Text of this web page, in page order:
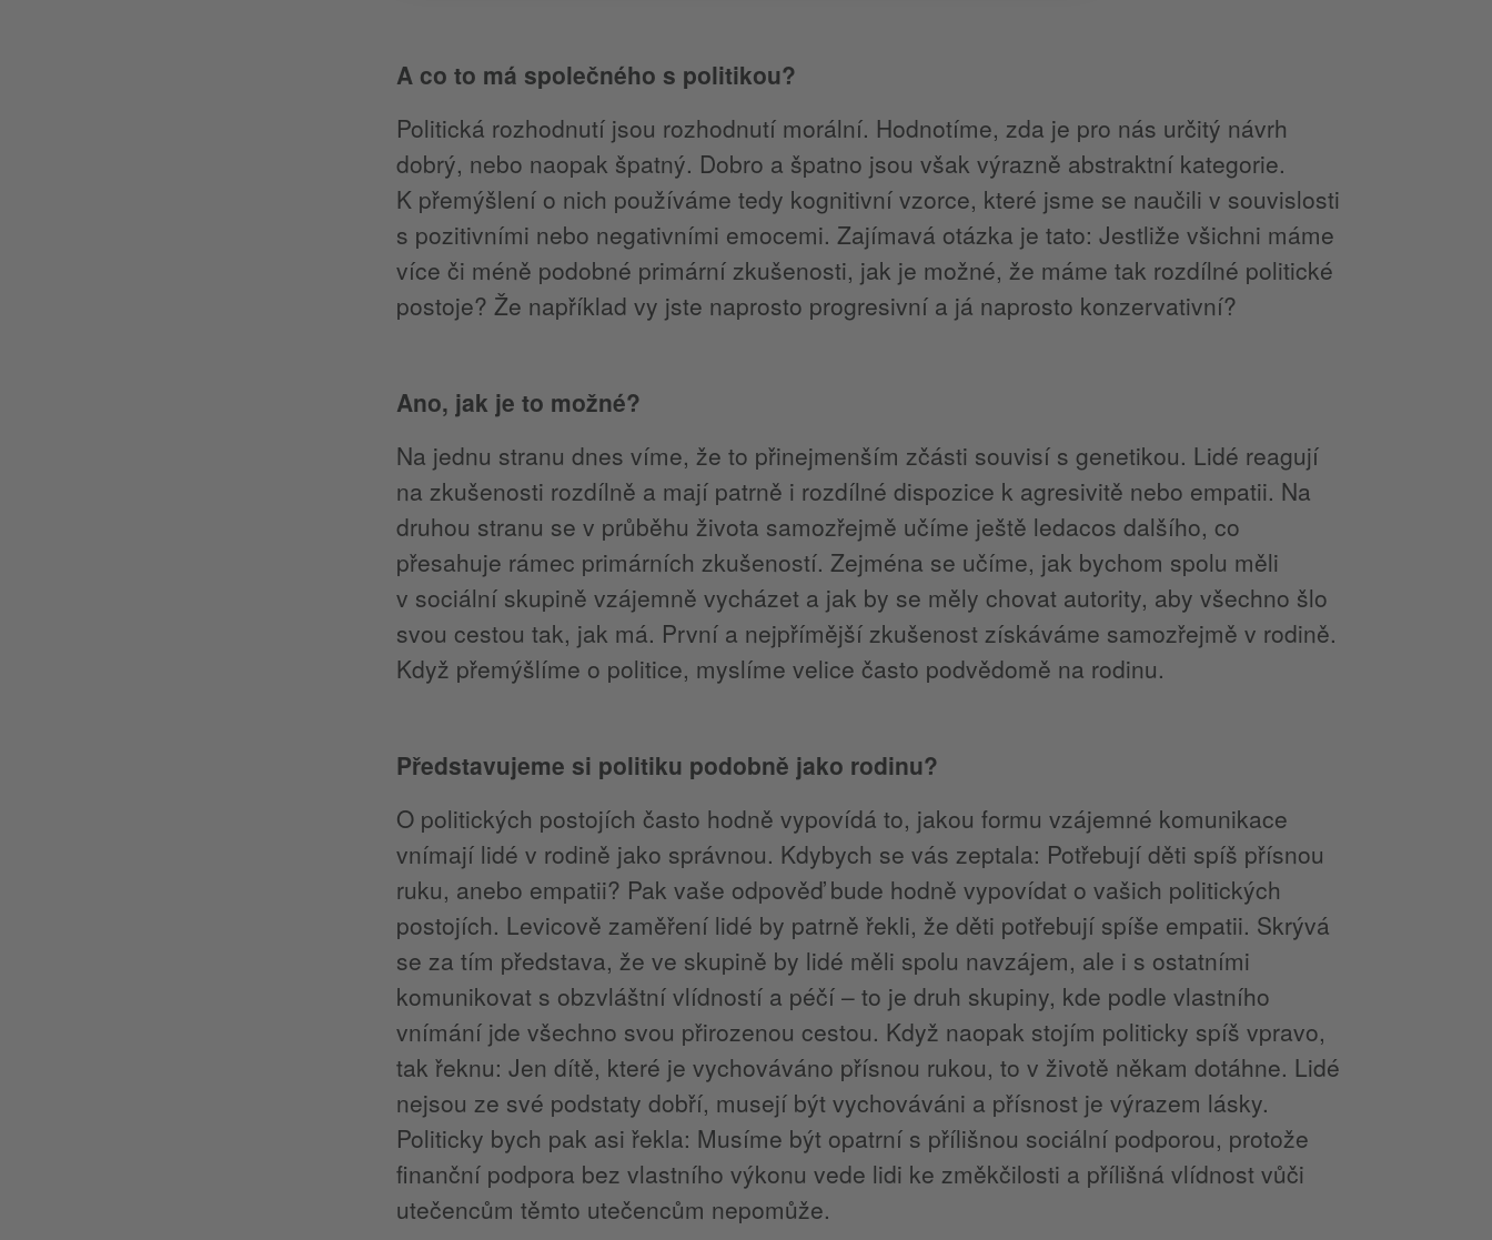
A co to má společného s politikou?
Politická rozhodnutí jsou rozhodnutí morální. Hodnotíme, zda je pro nás určitý návrh
dobrý, nebo naopak špatný. Dobro a špatno jsou však výrazně abstraktní kategorie.
K přemýšlení o nich používáme tedy kognitivní vzorce, které jsme se naučili v souvislosti
s pozitivními nebo negativními emocemi. Zajímavá otázka je tato: Jestliže všichni máme
více či méně podobné primární zkušenosti, jak je možné, že máme tak rozdílné politické
postoje? Že například vy jste naprosto progresivní a já naprosto konzervativní?
Ano, jak je to možné?
Na jednu stranu dnes víme, že to přinejmenším zčásti souvisí s genetikou. Lidé reagují
na zkušenosti rozdílně a mají patrně i rozdílné dispozice k agresivitě nebo empatii. Na
druhou stranu se v průběhu života samozřejmě učíme ještě ledacos dalšího, co
přesahuje rámec primárních zkušeností. Zejména se učíme, jak bychom spolu měli
v sociální skupině vzájemně vycházet a jak by se měly chovat autority, aby všechno šlo
svou cestou tak, jak má. První a nejpřímější zkušenost získáváme samozřejmě v rodině.
Když přemýšlíme o politice, myslíme velice často podvědomě na rodinu.
Představujeme si politiku podobně jako rodinu?
O politických postojích často hodně vypovídá to, jakou formu vzájemné komunikace
vnímají lidé v rodině jako správnou. Kdybych se vás zeptala: Potřebují děti spíš přísnou
ruku, anebo empatii? Pak vaše odpověď bude hodně vypovídat o vašich politických
postojích. Levicově zaměření lidé by patrně řekli, že děti potřebují spíše empatii. Skrývá
se za tím představa, že ve skupině by lidé měli spolu navzájem, ale i s ostatními
komunikovat s obzvláštní vlídností a péčí – to je druh skupiny, kde podle vlastního
vnímání jde všechno svou přirozenou cestou. Když naopak stojím politicky spíš vpravo,
tak řeknu: Jen dítě, které je vychováváno přísnou rukou, to v životě někam dotáhne. Lidé
nejsou ze své podstaty dobří, musejí být vychováváni a přísnost je výrazem lásky.
Politicky bych pak asi řekla: Musíme být opatrní s přílišnou sociální podporou, protože
finanční podpora bez vlastního výkonu vede lidi ke změkčilosti a přílišná vlídnost vůči
utečencům těmto utečencům nepomůže.